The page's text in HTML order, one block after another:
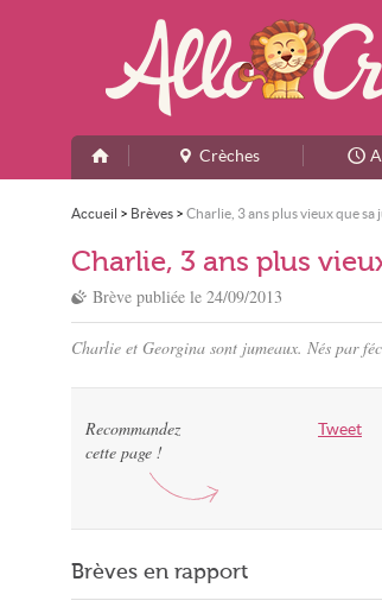
Crèches
Accueil > Brèves > Charlie, 3 ans plus vieux que sa
Charlie, 3 ans plus
Brève publiée le 24/09/2013
Charlie et Georgina sont jumeaux. Nés par
Tweet
Recommandez
cette page !
Brèves en rapport